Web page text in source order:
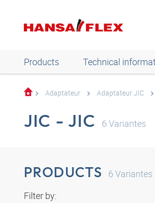
Products Technical
Adaptateur Adaptateur JIC
JIC - JIC 6 Variantes
PRODUCTS 6 Variantes
Filter by: